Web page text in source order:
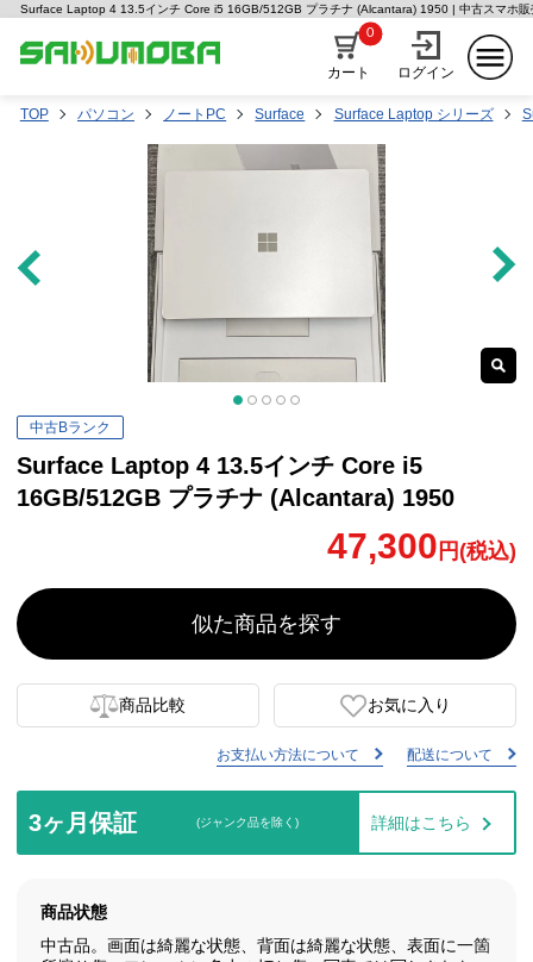
Surface Laptop 4 13.5インチ Core i5 16GB/512GB プラチナ (Alcantara) 1950 | 中古スマホ販
カート
0
ログイン
TOP パソコン ノートPC Surface Surface Laptop シリーズ
中古Bランク
Surface Laptop 4 13.5インチ Core i5
16GB/512GB プラチナ (Alcantara) 1950
47,300 円(税込)
似た商品を探す
商品比較 お気に入り
お支払い方法について 配送について
3ヶ月保証 (ジャンク品を除く) 詳細はこちら
商品状態
中古品。画面は綺麗な状態、背面は綺麗な状態、表面に一箇